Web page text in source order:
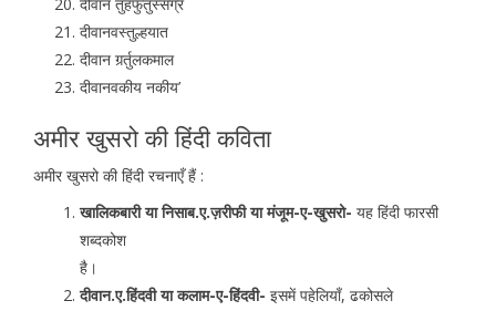
दीवानवस्तुल्हयात
दीवान गर्र्तुलकमाल
दीवानवकीय नकीय’
अमीर खुसरो की हिंदी कविता
अमीर खुसरो की हिंदी रचनाएँ हैं :
खालिकबारी या निसाब.ए.ज़रीफी या मंजूम-ए-खुसरो- यह हिंदी फारसी
शब्दकोश
है।
दीवान.ए.हिंदवी या कलाम-ए-हिंदवी- इसमें पहेलियाँ, ढकोसले